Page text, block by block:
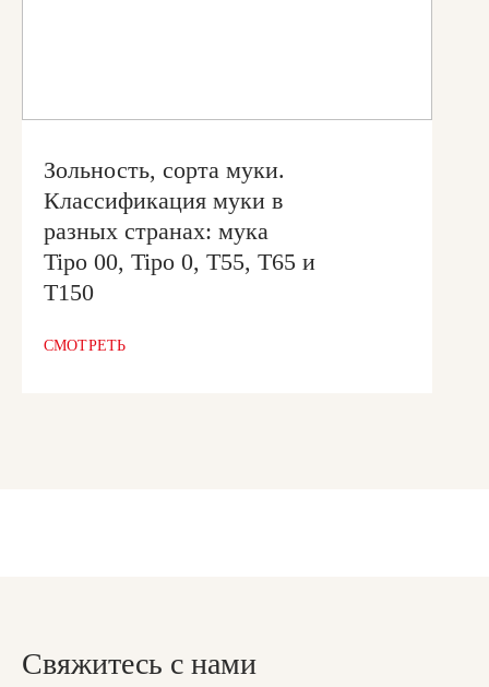
Зольность, сорта муки.
Классификация муки в
разных странах: мука
Tipo 00, Tipo 0, Т55, Т65 и
Т150
СМОТРЕТЬ
Свяжитесь с нами